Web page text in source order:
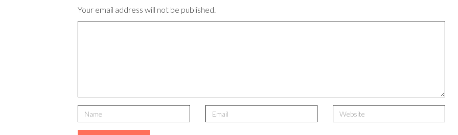
Your email address will not be published.